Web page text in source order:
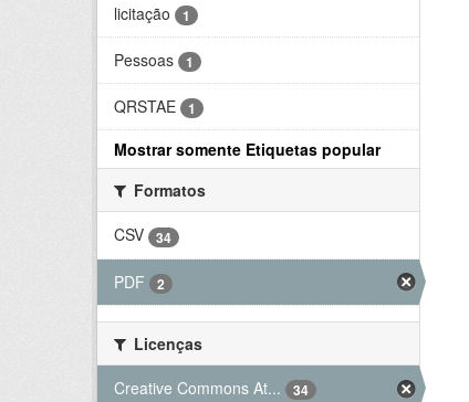
licitação 1
Pessoas 1
QRSTAE 1
Mostrar somente Etiquetas popular
Formatos
CSV
34
PDF 2
Licenças
Creative Commons At...
34